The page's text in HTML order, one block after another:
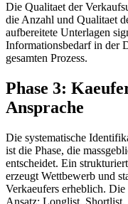
Die Qualitaet der
die Anzahl und Qualitaet
aufbereitete Unterlagen
Informationsbedarf in der
gesamten Prozess.
Phase 3:
Ansprache
Die systematische
ist die Phase, die
entscheidet. Ein
erzeugt Wettbewerb und
Verkaeufers erheblich.